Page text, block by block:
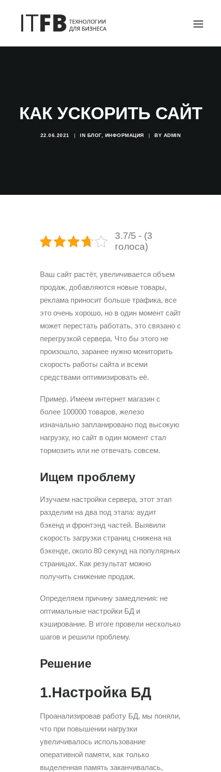
ИТ УСЛУГИ
КАК УСКОРИТЬ САЙТ
22.06.2021 | IN БЛОГ, ИНФОРМАЦИЯ | BY ADMIN
3.7/5 - (3
голоса)
Ваш сайт растёт, увеличивается объем
продаж, добавляются новые товары,
реклама приносит больше трафика, все
это очень хорошо, но в один момент сайт
может перестать работать, это связано с
перегрузкой сервера. Что бы этого не
произошло, заранее нужно мониторить
скорость работы сайта и всеми
средствами оптимизировать её.
Пример. Имеем интернет магазин с
более 100000 товаров, железо
изначально запланировано под высокую
нагрузку, но сайт в один момент стал
тормозить или не отвечать совсем.
Ищем проблему
Изучаем настройки сервера, этот этап
разделим на два под этапа: аудит
бэкенд и фронтэнд частей. Выявили
скорость загрузки страниц снижена на
бэкенде, около 80 секунд на популярных
страницах. Как результат можно
получить снижение продаж.
Определяем причину замедления: не
оптимальные настройки БД и
кэширование. В итоге провели несколько
шагов и решили проблему.
Решение
1.Настройка БД
Проанализировав работу БД, мы поняли,
что при повышении нагрузки
увеличивалось использование
оперативной памяти, как только
выделенная память заканчивалась,